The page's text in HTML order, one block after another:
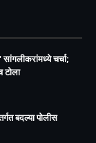
चर्चा;
टोला
बदल्या पोलीस